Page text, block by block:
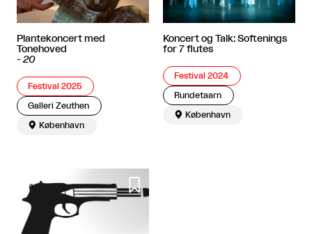
Plantekoncert med
Tonehoved
- 20
Festival 2025
Galleri Zeuthen
 København
Koncert og Talk: Softenings
for 7 flutes
Festival 2024
Rundetaarn
 København
